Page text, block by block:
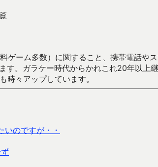
ゲーム多数）に関すること、携帯電話
す。ガラケー時代からかれこれ20年以
々アップしています。
のですが・・